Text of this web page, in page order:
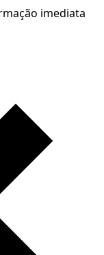
imediata